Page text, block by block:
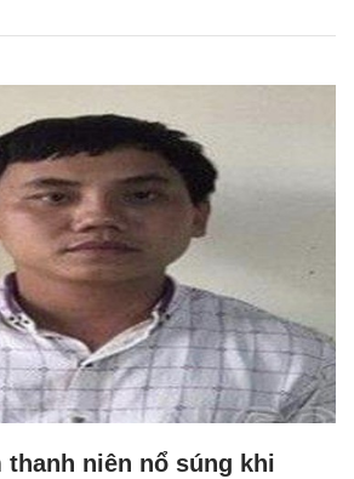
thanh niên nổ súng khi